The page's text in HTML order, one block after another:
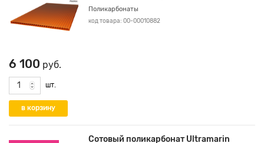
Поликарбонаты
код товара: 00-00010882
6 100 руб.
шт.
Сотовый поликарбонат Ultramarin